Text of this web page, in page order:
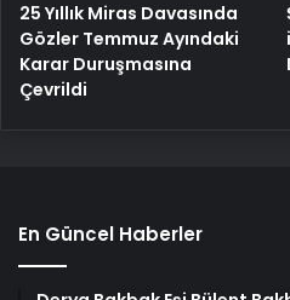
25 Yıllık Miras Davasında
Gözler Temmuz Ayındaki
Karar Duruşmasına
Çevrildi
En Güncel Haberler